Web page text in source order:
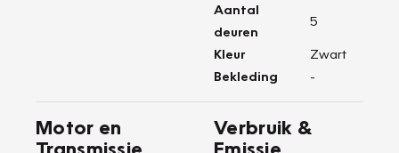
Aantal
deuren
5
Kleur
Zwart
Bekleding
-
Motor en
Transmissie
Verbruik &
Emissie